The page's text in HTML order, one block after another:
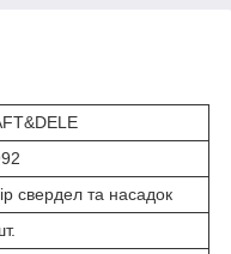
свердел та насадок